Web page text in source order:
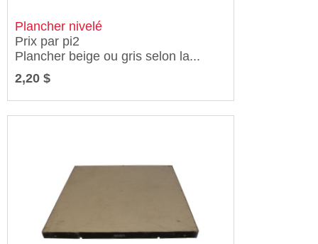
Plancher nivelé
Prix par pi2
Plancher beige ou gris selon la...
2,20 $